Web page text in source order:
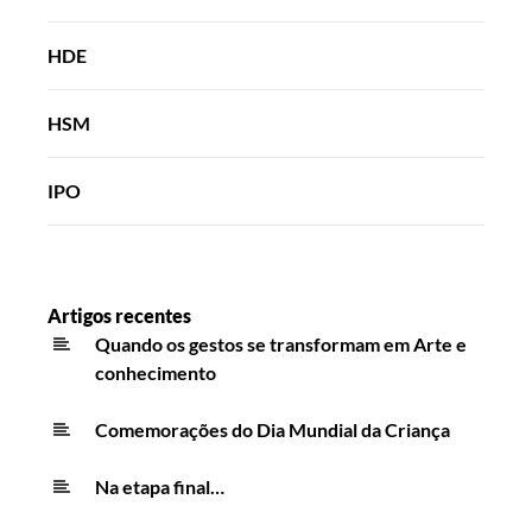
HDE
HSM
IPO
Artigos recentes
Quando os gestos se transformam em Arte e
conhecimento
Comemorações do Dia Mundial da Criança
Na etapa final…